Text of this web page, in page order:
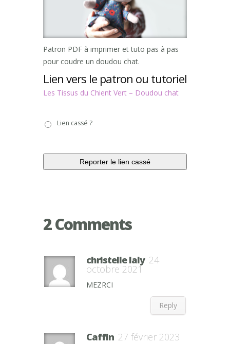
Patron PDF à imprimer et tuto pas à pas
pour coudre un doudou chat.
Lien vers le patron ou tutoriel
Les Tissus du Chient Vert – Doudou chat
casséLien cassé ?
2 Comments
christelle laly 24
octobre 2021
MEZRCI
Reply
Caffin 27 février 2023